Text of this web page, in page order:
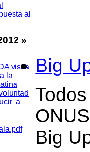
al
»
visita
la
la
Big
Big